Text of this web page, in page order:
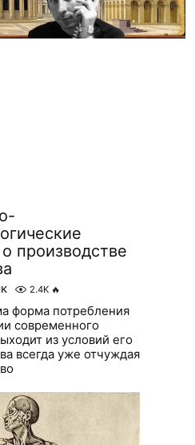
производстве
2.4K 🔥
форма потребления
современного
из условий его
всегда уже отчуждая